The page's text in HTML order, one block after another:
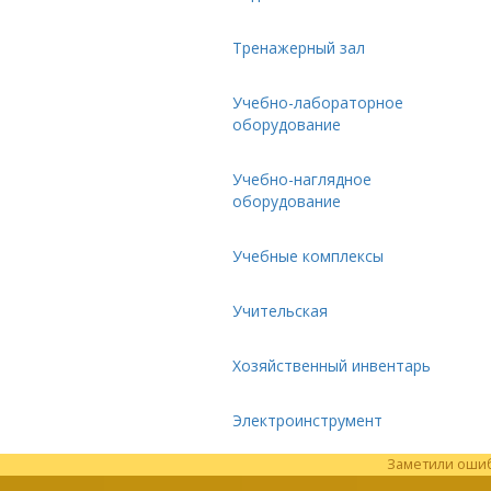
Тренажерный зал
Учебно-лабораторное
оборудование
Учебно-наглядное
оборудование
Учебные комплексы
Учительская
Хозяйственный инвентарь
Электроинструмент
Заметили